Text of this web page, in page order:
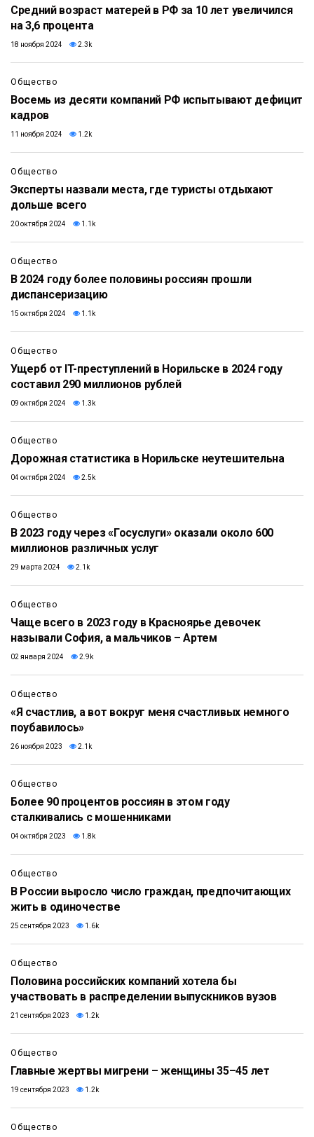
Средний возраст матерей в РФ за 10 лет увеличился
на 3,6 процента
18 ноября 2024 2.3k
Общество
Восемь из десяти компаний РФ испытывают дефицит
кадров
11 ноября 2024 1.2k
Общество
Эксперты назвали места, где туристы отдыхают
дольше всего
20 октября 2024 1.1k
Общество
В 2024 году более половины россиян прошли
диспансеризацию
15 октября 2024 1.1k
Общество
Ущерб от IT-преступлений в Норильске в 2024 году
составил 290 миллионов рублей
09 октября 2024 1.3k
Общество
Дорожная статистика в Норильске неутешительна
04 октября 2024 2.5k
Общество
В 2023 году через «Госуслуги» оказали около 600
миллионов различных услуг
29 марта 2024 2.1k
Общество
Чаще всего в 2023 году в Красноярье девочек
называли София, а мальчиков – Артем
02 января 2024 2.9k
Общество
«Я счастлив, а вот вокруг меня счастливых немного
поубавилось»
26 ноября 2023 2.1k
Общество
Более 90 процентов россиян в этом году
сталкивались с мошенниками
04 октября 2023 1.8k
Общество
В России выросло число граждан, предпочитающих
жить в одиночестве
25 сентября 2023 1.6k
Общество
Половина российских компаний хотела бы
участвовать в распределении выпускников вузов
21 сентября 2023 1.2k
Общество
Главные жертвы мигрени – женщины 35–45 лет
19 сентября 2023 1.2k
Общество